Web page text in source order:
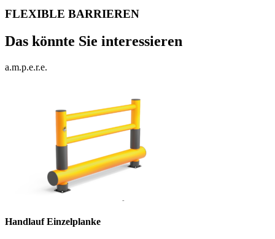
FLEXIBLE BARRIEREN
Das könnte Sie interessieren
a.m.p.e.r.e.
Handlauf Einzelplanke